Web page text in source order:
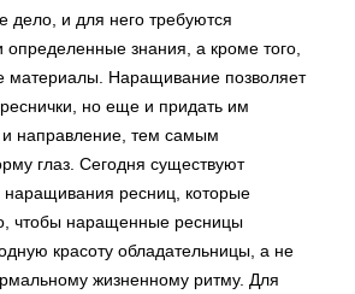
дело, и для него требуются
знания, а кроме того,
материалы. Наращивание позволяет
но еще и придать им
направление, тем самым
глаз. Сегодня существуют
ресниц, которые
чтобы наращенные ресницы
красоту обладательницы, а не
жизненному ритму. Для